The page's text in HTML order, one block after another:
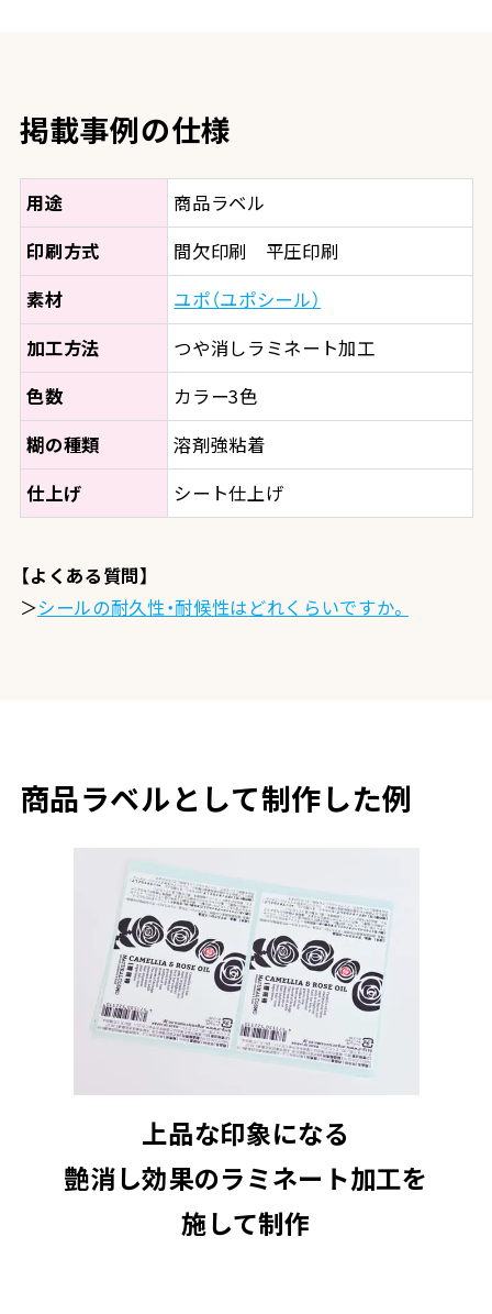
掲載事例の仕様
用途
商品ラベル
印刷方式
間欠印刷 平圧印刷
素材
ユポ（ユポシール）
加工方法
つや消しラミネート加工
色数
カラー3色
糊の種類
溶剤強粘着
仕上げ
シート仕上げ
【よくある質問】
＞シールの耐久性・耐候性はどれくらいですか。
商品ラベルとして制作した例
上品な印象になる
艶消し効果のラミネート加工を
施して制作